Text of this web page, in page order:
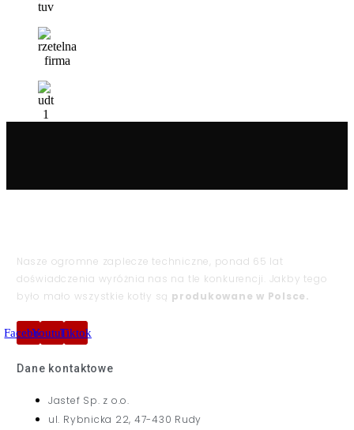
Nasze ogromne zaplecze techniczne, ponad 65 lat
doświadczenia wyróżnia nas na tle konkurencji. Jakby tego
było mało wszystkie kotły są produkowane w Polsce.
FacebookYoutubeTiktok
Dane kontaktowe
Jastef Sp. z o.o.
ul. Rybnicka 22, 47-430 Rudy